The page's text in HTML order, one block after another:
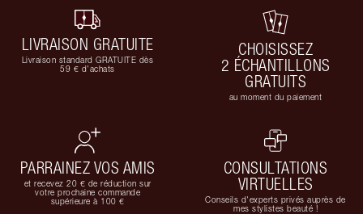
LIVRAISON GRATUITE
Livraison standard GRATUITE dès
59 € d'achats
CHOISISSEZ
2 ÉCHANTILLONS
GRATUITS
au moment du paiement
PARRAINEZ VOS AMIS
et recevez 20 € de réduction sur
votre prochaine commande
supérieure à 100 €
CONSULTATIONS
VIRTUELLES
Conseils d'experts privés auprès de
mes stylistes beauté !